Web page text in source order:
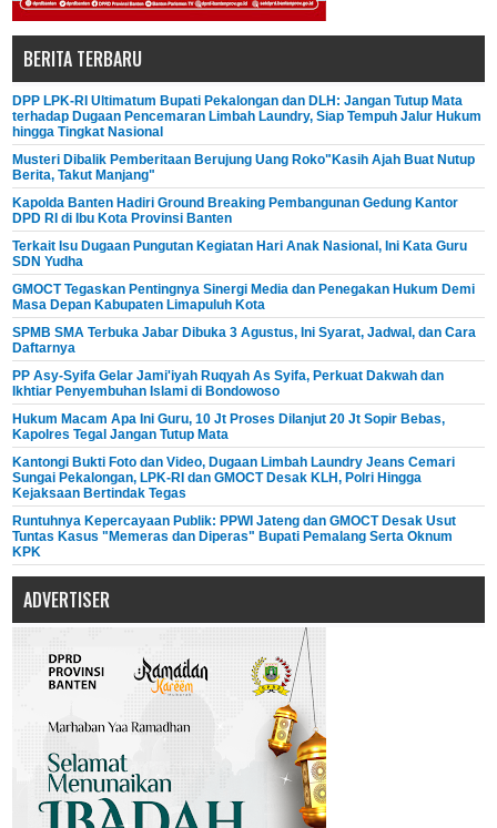
BERITA TERBARU
DPP LPK-RI Ultimatum Bupati Pekalongan dan DLH: Jangan Tutup Mata
terhadap Dugaan Pencemaran Limbah Laundry, Siap Tempuh Jalur Hukum
hingga Tingkat Nasional
Musteri Dibalik Pemberitaan Berujung Uang Roko"Kasih Ajah Buat Nutup
Berita, Takut Manjang"
Kapolda Banten Hadiri Ground Breaking Pembangunan Gedung Kantor
DPD RI di Ibu Kota Provinsi Banten
Terkait Isu Dugaan Pungutan Kegiatan Hari Anak Nasional, Ini Kata Guru
SDN Yudha
GMOCT Tegaskan Pentingnya Sinergi Media dan Penegakan Hukum Demi
Masa Depan Kabupaten Limapuluh Kota
SPMB SMA Terbuka Jabar Dibuka 3 Agustus, Ini Syarat, Jadwal, dan Cara
Daftarnya
PP Asy-Syifa Gelar Jami'iyah Ruqyah As Syifa, Perkuat Dakwah dan
Ikhtiar Penyembuhan Islami di Bondowoso
Hukum Macam Apa Ini Guru, 10 Jt Proses Dilanjut 20 Jt Sopir Bebas,
Kapolres Tegal Jangan Tutup Mata
Kantongi Bukti Foto dan Video, Dugaan Limbah Laundry Jeans Cemari
Sungai Pekalongan, LPK-RI dan GMOCT Desak KLH, Polri Hingga
Kejaksaan Bertindak Tegas
Runtuhnya Kepercayaan Publik: PPWI Jateng dan GMOCT Desak Usut
Tuntas Kasus "Memeras dan Diperas" Bupati Pemalang Serta Oknum
KPK
ADVERTISER